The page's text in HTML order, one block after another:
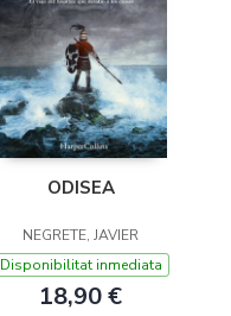
ODISEA
NEGRETE, JAVIER
Disponibilitat inmediata
18,90 €